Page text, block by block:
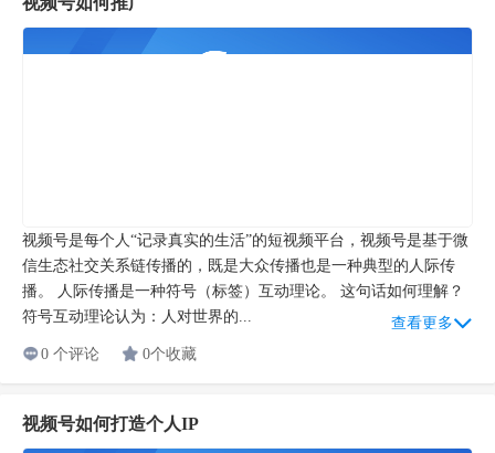
视频号是每个人“记录真实的生活”的短视频平台，视频号是基于微
信生态社交关系链传播的，既是大众传播也是一种典型的人际传
播。 人际传播是一种符号（标签）互动理论。 这句话如何理解？
符号互动理论认为：人对世界的...
查看更多
0 个评论
0个收藏
视频号如何打造个人IP